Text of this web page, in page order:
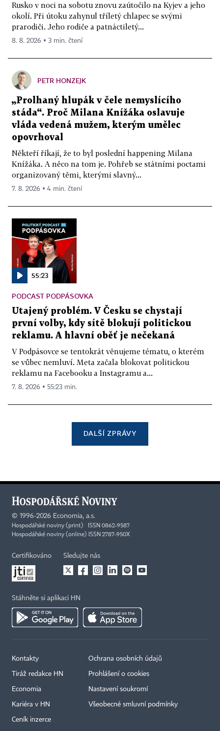
Rusko v noci na sobotu znovu zaútočilo na Kyjev a jeho
okolí. Při útoku zahynul tříletý chlapec se svými
prarodiči. Jeho rodiče a patnáctiletý...
8. 8. 2026 ▪ 3 min. čtení
PETR HONZEJK
„Prolhaný hlupák v čele nemyslícího
stáda“. Proč Milana Knížáka oslavuje
vláda vedená mužem, kterým umělec
opovrhoval
Někteří říkají, že to byl poslední happening Milana
Knížáka. A něco na tom je. Pohřeb se státními poctami
organizovaný těmi, kterými slavný...
7. 8. 2026 ▪ 4 min. čtení
55:23
PODCAST PODPÁSOVKA
Utajený problém. V Česku se chystají
první volby, kdy sítě blokují politickou
reklamu. A hlavní oběť je nečekaná
V Podpásovce se tentokrát věnujeme tématu, o kterém
se vůbec nemluví. Meta začala blokovat politickou
reklamu na Facebooku a Instagramu a...
7. 8. 2026 ▪ 55:23 min.
DALŠÍ ZPRÁVY
© 1996-2026 Economia, a.s.
Hospodářské noviny (print) ISSN 0862-9587
Hospodářské noviny (online) ISSN 2787-950X
Certifikováno Sledujte nás
Stáhněte si aplikaci HN
Kontakty
Tiráž redakce HN
Economia
Kariéra v HN
Ceník inzerce
Ochrana osobních údajů
Prohlášení o cookies
Nastavení soukromí
Všeobecné smluvní podmínky